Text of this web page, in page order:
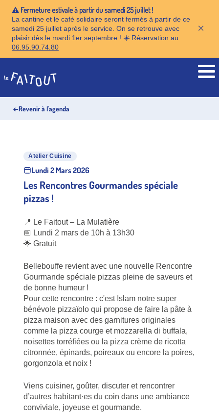
⚠️ Fermeture estivale à partir du samedi 25 juillet !
La cantine et le café solidaire seront fermés à partir de ce
samedi 25 juillet après le service. On se retrouve avec
plaisir dès le mardi 1er septembre ! ☀️ Réservation au
06.95.90.74.80
×
Accueil
←Revenir à l'agenda
Atelier Cuisine
Lundi 2 Mars 2026
Les Rencontres Gourmandes spéciale
pizzas !
📍 Le Faitout – La Mulatière
📅 Lundi 2 mars de 10h à 13h30
🌟 Gratuit
Bellebouffe revient avec une nouvelle Rencontre
Gourmande spéciale pizzas pleine de saveurs et
de bonne humeur !
Pour cette rencontre : c'est Islam notre super
bénévole pizzaïolo qui propose de faire la pâte à
pizza maison avec des garnitures originales
comme la pizza courge et mozzarella di buffala,
noisettes torréfiées ou la pizza crème de ricotta
citronnée, épinards, poireaux ou encore la poires,
gorgonzola et noix !
Viens cuisiner, goûter, discuter et rencontrer
d’autres habitant·es du coin dans une ambiance
conviviale, joyeuse et gourmande.